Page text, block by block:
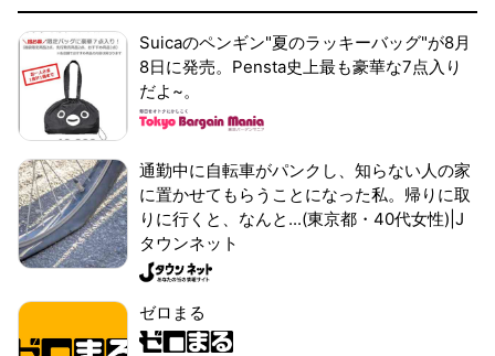
Suicaのペンギン"夏のラッキーバッグ"が8月
8日に発売。Pensta史上最も豪華な7点入り
だよ~。
通勤中に自転車がパンクし、知らない人の家
に置かせてもらうことになった私。帰りに取
りに行くと、なんと...(東京都・40代女性)|J
タウンネット
ゼロまる